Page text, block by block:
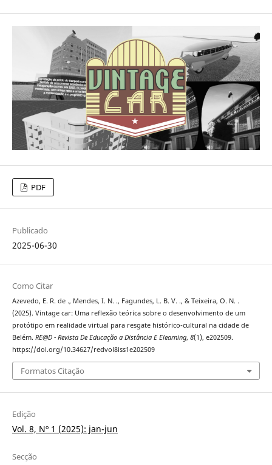
PDF
Publicado
2025-06-30
Como Citar
Azevedo, E. R. de ., Mendes, I. N. ., Fagundes, L. B. V. ., & Teixeira, O. N. .
(2025). Vintage car: Uma reflexão teórica sobre o desenvolvimento de um
protótipo em realidade virtual para resgate histórico-cultural na cidade de
Belém. RE@D - Revista De Educação a Distância E Elearning, 8(1), e202509.
https://doi.org/10.34627/redvol8iss1e202509
Formatos Citação
Edição
Vol. 8, Nº 1 (2025): jan-jun
Secção